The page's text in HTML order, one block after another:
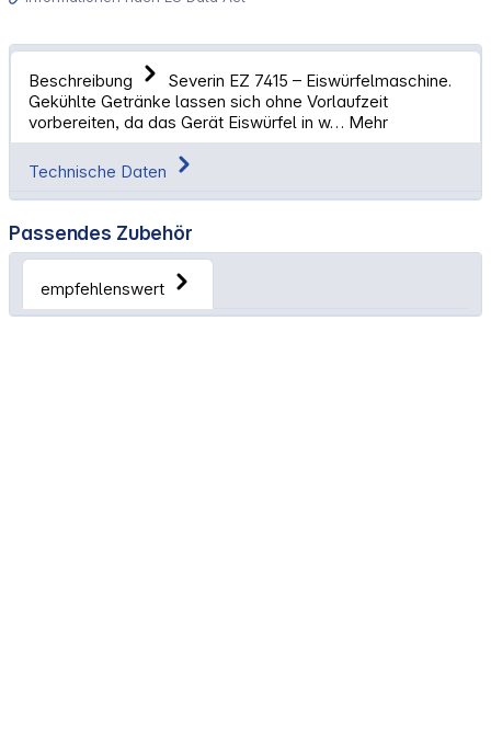
Beschreibung
Severin EZ 7415 – Eiswürfelmaschine.
Gekühlte Getränke lassen sich ohne Vorlaufzeit
vorbereiten, da das Gerät Eiswürfel in w… Mehr
Technische Daten
Passendes Zubehör
empfehlenswert